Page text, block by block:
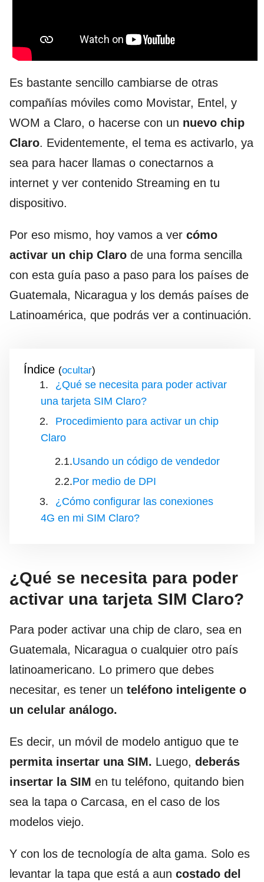
Es bastante sencillo cambiarse de otras
compañías móviles como Movistar, Entel, y
WOM a Claro, o hacerse con un nuevo chip
Claro. Evidentemente, el tema es activarlo, ya
sea para hacer llamas o conectarnos a
internet y ver contenido Streaming en tu
dispositivo.
Por eso mismo, hoy vamos a ver cómo
activar un chip Claro de una forma sencilla
con esta guía paso a paso para los países de
Guatemala, Nicaragua y los demás países de
Latinoamérica, que podrás ver a continuación.
Índice ( )
¿Qué se necesita para poder activar
una tarjeta SIM Claro?
Procedimiento para activar un chip
Claro
Usando un código de vendedor
Por medio de DPI
¿Cómo configurar las conexiones
4G en mi SIM Claro?
¿Qué se necesita para poder
activar una tarjeta SIM Claro?
Para poder activar una chip de claro, sea en
Guatemala, Nicaragua o cualquier otro país
latinoamericano. Lo primero que debes
necesitar, es tener un teléfono inteligente o
un celular análogo.
Es decir, un móvil de modelo antiguo que te
permita insertar una SIM. Luego, deberás
insertar la SIM en tu teléfono, quitando bien
sea la tapa o Carcasa, en el caso de los
modelos viejo.
Y con los de tecnología de alta gama. Solo es
levantar la tapa que está a aun costado del